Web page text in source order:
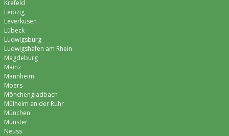
Krefeld
Leipzig
Leverkusen
Lübeck
Ludwigsburg
Ludwigshafen am Rhein
Magdeburg
Mainz
Mannheim
Moers
Mönchen­gladbach
Mülheim an der Ruhr
München
Münster
Neuss